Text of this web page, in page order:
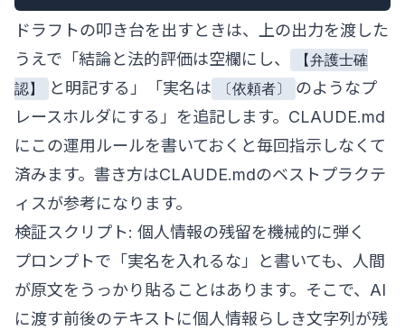
ドラフトの叩き台を出すときは、上の出力を渡した
うえで「結論と法的評価は空欄にし、
【弁護士確
認】
と明記する」「実名は 〔依頼者〕
のようなプ
レースホルダにする」を追記します。CLAUDE.md
にこの運用ルールを書いておくと毎回指示しなくて
済みます。書き方はCLAUDE.mdのベストプラクテ
ィスが参考になります。
検証スクリプト: 個人情報の残留を機械的に弾く
プロンプトで「実名を入れるな」と書いても、人間
が原文をうっかり貼ることはあります。そこで、AI
に渡す前後のテキストに個人情報らしき文字列が残